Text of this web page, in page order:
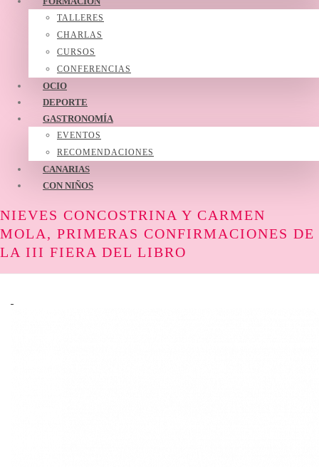
TALLERES
CHARLAS
CURSOS
CONFERENCIAS
OCIO
DEPORTE
GASTRONOMÍA
EVENTOS
RECOMENDACIONES
CANARIAS
CON NIÑOS
NIEVES CONCOSTRINA Y CARMEN
MOLA, PRIMERAS CONFIRMACIONES DE
LA III FIERA DEL LIBRO